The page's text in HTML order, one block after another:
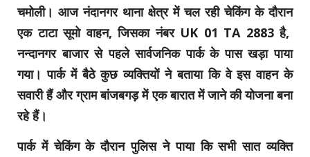
चमोली। आज नंदानगर थाना क्षेत्र में चल रही चेकिंग के दौरान
एक टाटा सूमो वाहन, जिसका नंबर UK 01 TA 2883 है,
नन्दानगर बाजार से पहले सार्वजनिक पार्क के पास खड़ा पाया
गया। पार्क में बैठे कुछ व्यक्तियों ने बताया कि वे इस वाहन के
सवारी हैं और ग्राम बांजबगड़ में एक बारात में जाने की योजना बना
रहे हैं।
पार्क में चेकिंग के दौरान पुलिस ने पाया कि सभी सात व्यक्ति